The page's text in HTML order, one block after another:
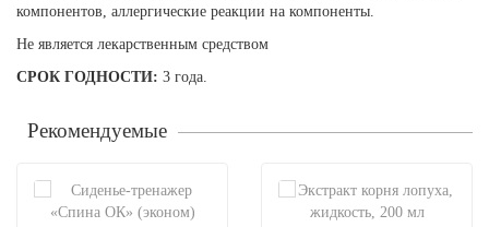
компонентов, аллергические реакции на компоненты.
Не является лекарственным средством
СРОК ГОДНОСТИ: 3 года.
Рекомендуемые